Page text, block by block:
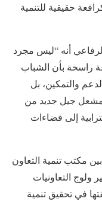
حقيقية للتنمية
أنه “ليس مجرد
راسخة بأن الشباب
والتمكين، بل
لمشعل جيل جديد من
إلى فضاءات
مكتب تنمية التعاون
التعاونيات
في تحقيق تنمية